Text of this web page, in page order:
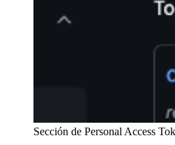
Sección de Personal Access